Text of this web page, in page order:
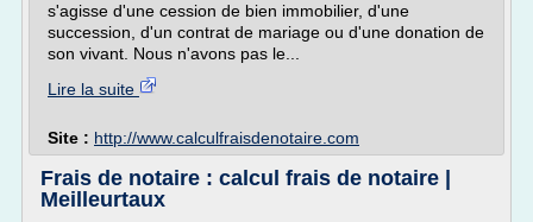
s'agisse d'une cession de bien immobilier, d'une
succession, d'un contrat de mariage ou d'une donation de
son vivant. Nous n'avons pas le...
Lire la suite
Site : http://www.calculfraisdenotaire.com
Frais de notaire : calcul frais de notaire |
Meilleurtaux